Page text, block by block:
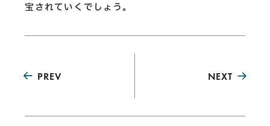
宝されていくでしょう。
PREV NEXT